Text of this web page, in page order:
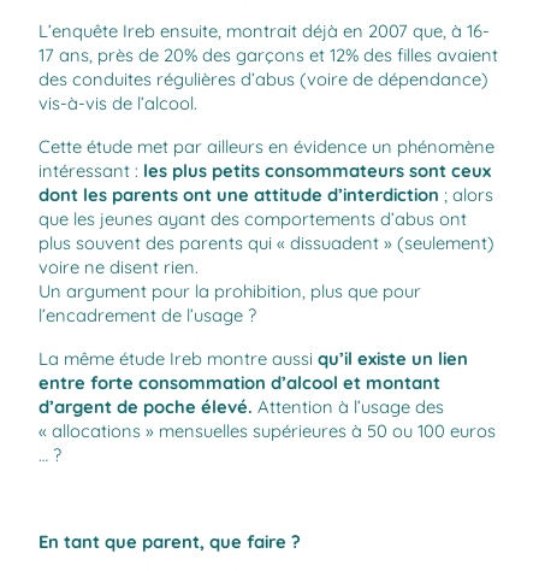
L’enquête Ireb ensuite, montrait déjà en 2007 que, à 16-
17 ans, près de 20% des garçons et 12% des filles avaient
des conduites régulières d’abus (voire de dépendance)
vis-à-vis de l’alcool.
Cette étude met par ailleurs en évidence un phénomène
intéressant : les plus petits consommateurs sont ceux
dont les parents ont une attitude d’interdiction ; alors
que les jeunes ayant des comportements d’abus ont
plus souvent des parents qui « dissuadent » (seulement)
voire ne disent rien.
Un argument pour la prohibition, plus que pour
l’encadrement de l’usage ?
La même étude Ireb montre aussi qu’il existe un lien
entre forte consommation d’alcool et montant
d’argent de poche élevé. Attention à l’usage des
« allocations » mensuelles supérieures à 50 ou 100 euros
… ?
En tant que parent, que faire ?